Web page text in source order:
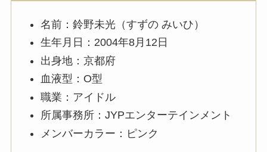
名前：鈴野未光（すずの みいひ）
生年月日：2004年8月12日
出身地：京都府
血液型：O型
職業：アイドル
所属事務所：JYPエンターテインメント
メンバーカラー：ピンク